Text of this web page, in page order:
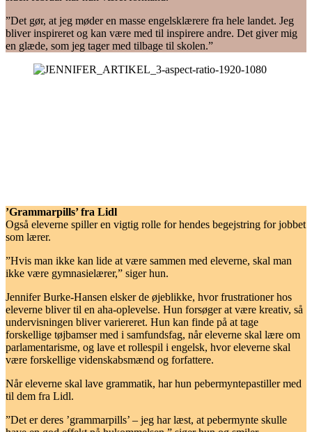
”Det gør, at jeg møder en masse engelsklærere fra hele landet. Jeg
bliver inspireret og kan være med til inspirere andre. Det giver mig
en glæde, som jeg tager med tilbage til skolen.”
’Grammarpills’ fra Lidl
Også eleverne spiller en vigtig rolle for hendes begejstring for jobbet
som lærer.
”Hvis man ikke kan lide at være sammen med eleverne, skal man
ikke være gymnasielærer,” siger hun.
Jennifer Burke-Hansen elsker de øjeblikke, hvor frustrationer hos
eleverne bliver til en aha-oplevelse. Hun forsøger at være kreativ, så
undervisningen bliver variereret. Hun kan finde på at tage
forskellige tøjbamser med i samfundsfag, når eleverne skal lære om
parlamentarisme, og lave et rollespil i engelsk, hvor eleverne skal
være forskellige videnskabsmænd og forfattere.
Når eleverne skal lave grammatik, har hun pebermyntepastiller med
til dem fra Lidl.
”Det er deres ’grammarpills’ – jeg har læst, at pebermynte skulle